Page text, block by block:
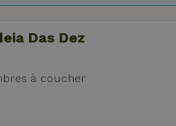
Das Dez
à coucher